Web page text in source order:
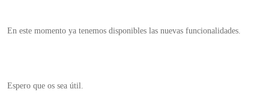
En este momento ya tenemos disponibles las nuevas funcionalidades.
Espero que os sea útil.